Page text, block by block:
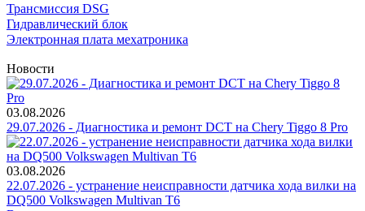
Трансмиссия DSG
Гидравлический блок
Электронная плата мехатроника
Новости
03.08.2026
29.07.2026 - Диагностика и ремонт DCT на Chery Tiggo 8 Pro
03.08.2026
22.07.2026 - устранение неисправности датчика хода вилки на
DQ500 Volkswagen Multivan T6